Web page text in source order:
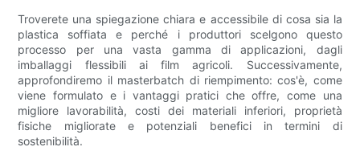
Troverete una spiegazione chiara e accessibile di cosa sia la
plastica soffiata e perché i produttori scelgono questo
processo per una vasta gamma di applicazioni, dagli
imballaggi flessibili ai film agricoli. Successivamente,
approfondiremo il masterbatch di riempimento: cos'è, come
viene formulato e i vantaggi pratici che offre, come una
migliore lavorabilità, costi dei materiali inferiori, proprietà
fisiche migliorate e potenziali benefici in termini di
sostenibilità.